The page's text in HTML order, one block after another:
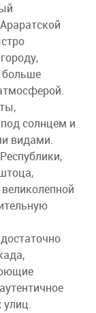
больше
солнцем и
видами.
улиц.